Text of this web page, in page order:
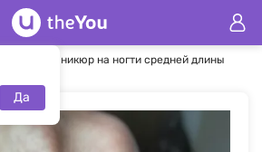
Да
Бежевый маникюр на ногти средней длины